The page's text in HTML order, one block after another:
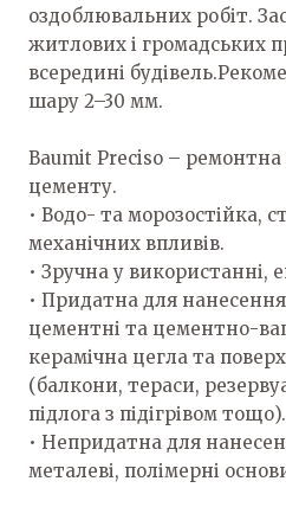
оздоблювальних робіт.
житлових і громадських
всередині
шару 2–30 мм.
Baumit Preciso – ремонтна
цементу.
• Водо- та морозостійка,
механічних впливів.
• Зручна у використанні,
• Придатна для
цементні та цементно-
керамічна цегла та
(балкони, тераси,
підлога з підігрівом тощо).
• Непридатна для
металеві, полімерні